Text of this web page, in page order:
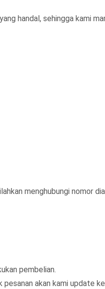
handal, sehingga kami
menghubungi nomor
pembelian.
akan kami update